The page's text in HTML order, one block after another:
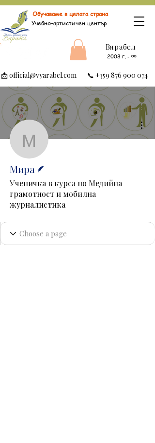
Учебно-артистичен център
Вярабел
2008 г. - ∞
Обучаваме в цялата страна
📩official@vyarabel.com 📞 +359 876 900 074
Мира
Мира
Ученичка в курса по Медийна
грамотност и мобилна
журналистика